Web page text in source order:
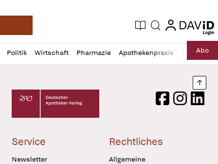
Deutsche Apotheker Zeitung
Aktuelle Ausgabe
Suche login
login
Politik Wirtschaft Pharmazie Apothekenpraxis RechtAbo
Profil
öffnen
Daz
Pur
Deutscher Apotheker Verlag Logo
FacebookInstagram
Service
Newsletter
Rechtliches
Allgemeine